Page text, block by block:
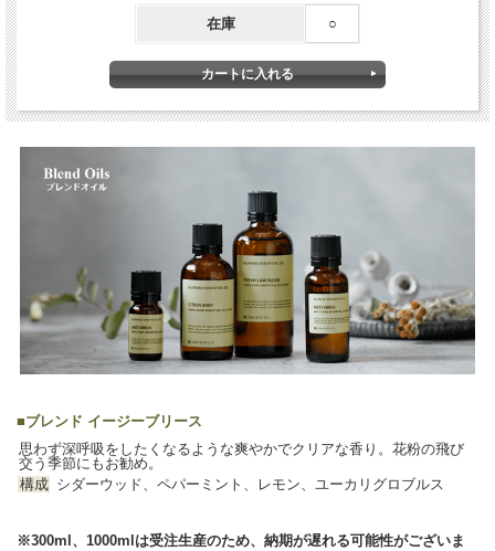
在庫 ○
■ブレンド イージーブリース
思わず深呼吸をしたくなるような爽やかでクリアな香り。花粉の飛び
交う季節にもお勧め。
構成 シダーウッド、ペパーミント、レモン、ユーカリグロブルス
※300ml、1000mlは受注生産のため、納期が遅れる可能性がございま